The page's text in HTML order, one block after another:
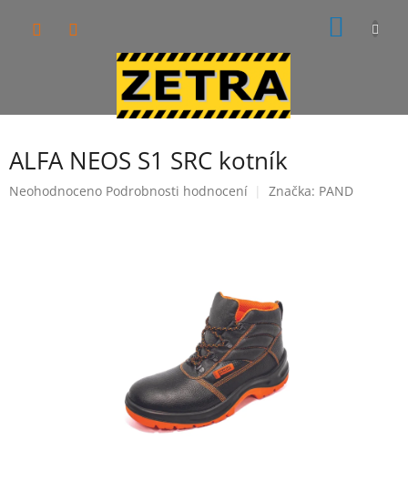
ALFA NEOS S1 SRC kotník
Průměrné
Neohodnoceno Podrobnosti hodnocení Značka: PAND